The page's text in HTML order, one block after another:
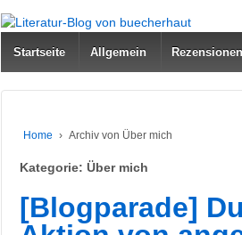
↓
ZUM
ZENTRALEN
INHALT
Startseite Allgemein Rezensionen
Home › Archiv von Über mich
Kategorie: Über mich
[Blogparade]